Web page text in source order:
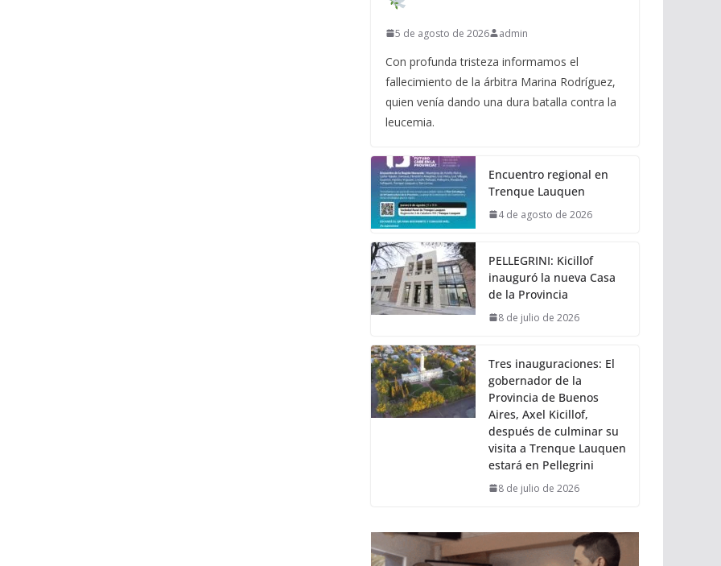
5 de agosto de 2026 admin
Con profunda tristeza informamos el
fallecimiento de la árbitra Marina Rodríguez,
quien venía dando una dura batalla contra la
leucemia.
Encuentro regional en
Trenque Lauquen
4 de agosto de 2026
PELLEGRINI: Kicillof
inauguró la nueva Casa
de la Provincia
8 de julio de 2026
Tres inauguraciones: El
gobernador de la
Provincia de Buenos
Aires, Axel Kicillof,
después de culminar su
visita a Trenque Lauquen
estará en Pellegrini
8 de julio de 2026